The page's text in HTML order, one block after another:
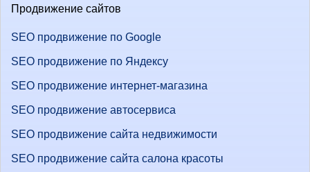
Продвижение сайтов
SEO продвижение по Google
SEO продвижение по Яндексу
SEO продвижение интернет-магазина
SEO продвижение автосервиса
SEO продвижение сайта недвижимости
SEO продвижение сайта салона красоты